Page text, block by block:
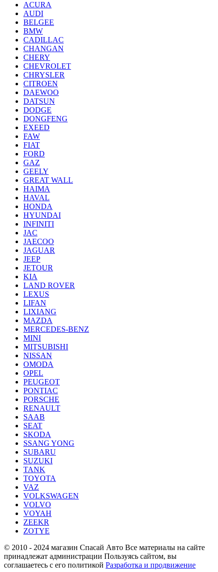
ACURA
AUDI
BELGEE
BMW
CADILLAC
CHANGAN
CHERY
CHEVROLET
CHRYSLER
CITROEN
DAEWOO
DATSUN
DODGE
DONGFENG
EXEED
FAW
FIAT
FORD
GAZ
GEELY
GREAT WALL
HAIMA
HAVAL
HONDA
HYUNDAI
INFINITI
JAC
JAECOO
JAGUAR
JEEP
JETOUR
KIA
LAND ROVER
LEXUS
LIFAN
LIXIANG
MAZDA
MERCEDES-BENZ
MINI
MITSUBISHI
NISSAN
OMODA
OPEL
PEUGEOT
PONTIAC
PORSCHE
RENAULT
SAAB
SEAT
SKODA
SSANG YONG
SUBARU
SUZUKI
TANK
TOYOTA
VAZ
VOLKSWAGEN
VOLVO
VOYAH
ZEEKR
ZOTYE
© 2010 - 2024 магазин Спасай Авто Все материалы на сайте
принадлежат администрации Пользуясь сайтом, вы
соглашаетесь с его политикой Разработка и продвижение